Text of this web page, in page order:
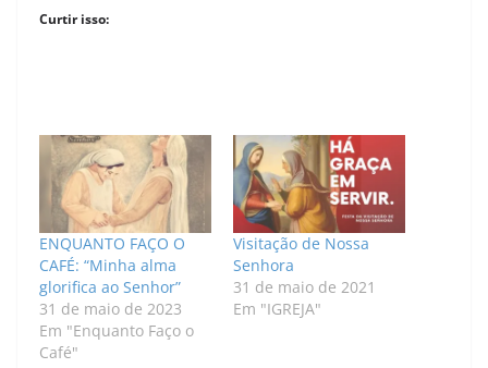
Curtir isso:
ENQUANTO FAÇO O
CAFÉ: “Minha alma
glorifica ao Senhor”
31 de maio de 2023
Em "Enquanto Faço o
Café"
Visitação de Nossa
Senhora
31 de maio de 2021
Em "IGREJA"